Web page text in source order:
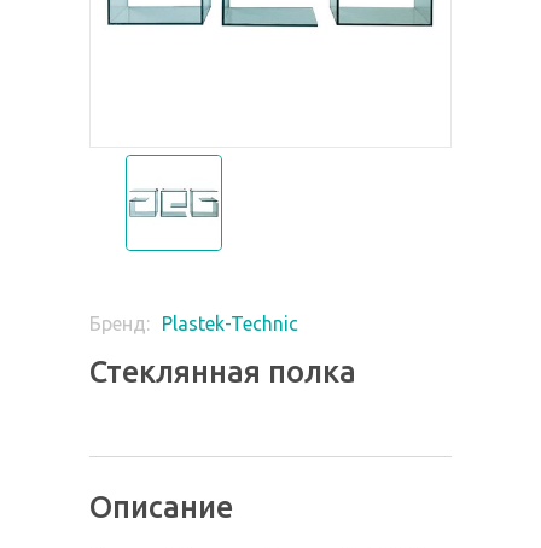
Бренд: Plastek-Technic
Стеклянная полка
Описание